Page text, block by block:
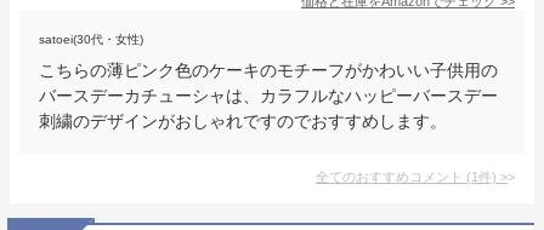
satoei(30代・女性)
こちらの薄ピンク色のケーキのモチーフがかわいい子供用の
バースデーカチューシャは、カラフルなハッピーバースデー
刺繍のデザインがおしゃれですのでおすすめします。
全てのおすすめコメント (1件) >